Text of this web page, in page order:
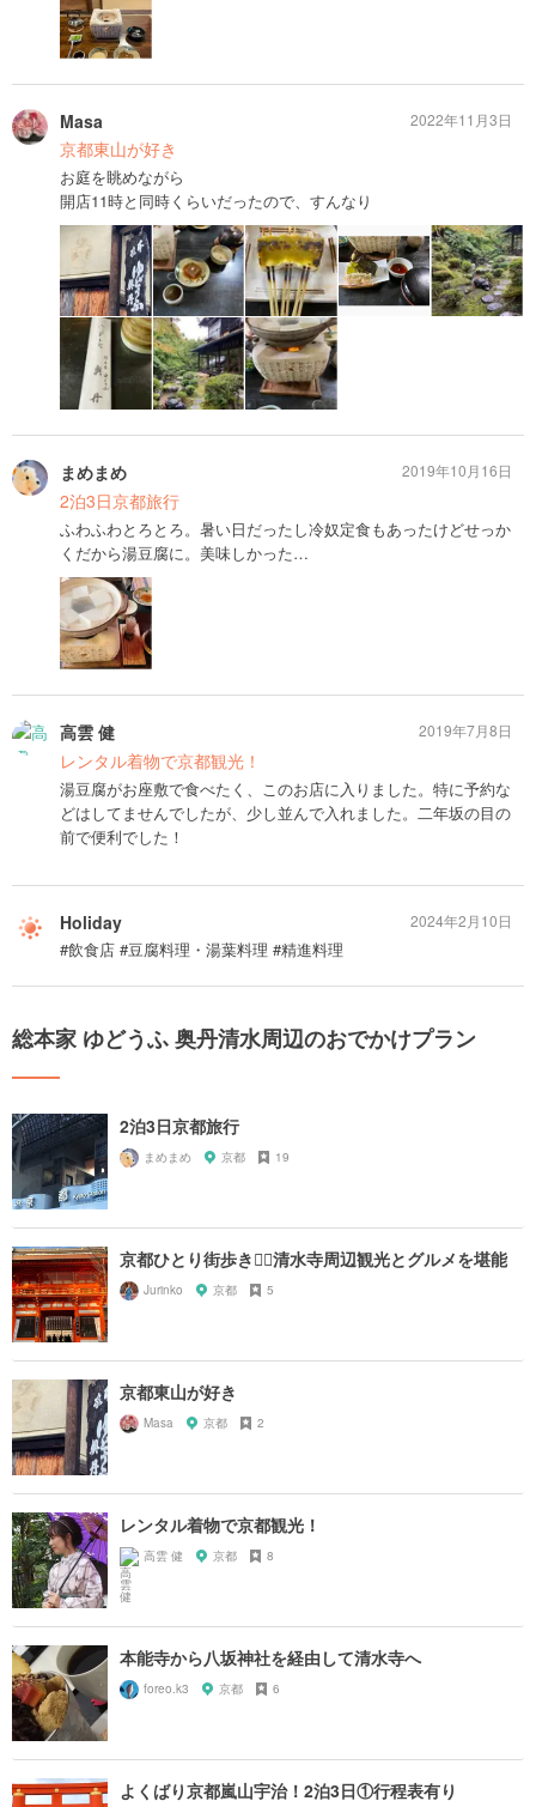
Masa
京都東山が好き
お庭を眺めながら
開店11時と同時くらいだったので、すんなり
2022年11月3日
まめまめ
2泊3日京都旅行
ふわふわとろとろ。暑い日だったし冷奴定食もあったけどせっか
くだから湯豆腐に。美味しかった…
2019年10月16日
高雲 健
レンタル着物で京都観光！
湯豆腐がお座敷で食べたく、このお店に入りました。特に予約な
どはしてませんでしたが、少し並んで入れました。二年坂の目の
前で便利でした！
2019年7月8日
Holiday
#飲食店 #豆腐料理・湯葉料理 #精進料理
2024年2月10日
総本家 ゆどうふ 奥丹清水周辺のおでかけプラン
2泊3日京都旅行
まめまめ 京都 19
京都ひとり街歩き🚶‍♀️清水寺周辺観光とグルメを堪能
Jurinko 京都 5
京都東山が好き
Masa 京都 2
レンタル着物で京都観光！
高雲 健 京都 8
本能寺から八坂神社を経由して清水寺へ
foreo.k3 京都 6
よくばり京都嵐山宇治！2泊3日①行程表有り